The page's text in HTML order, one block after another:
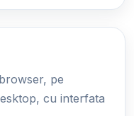
pe
cu interfata